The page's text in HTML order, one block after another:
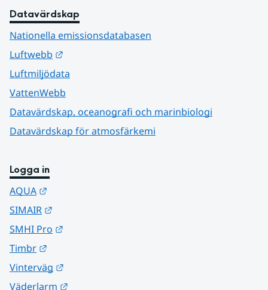
Datavärdskap
Nationella emissionsdatabasen
Luftwebb
Luftmiljödata
VattenWebb
Datavärdskap, oceanografi och marinbiologi
Datavärdskap för atmosfärkemi
Logga in
AQUA
SIMAIR
SMHI Pro
Timbr
Vinterväg
Väderlarm